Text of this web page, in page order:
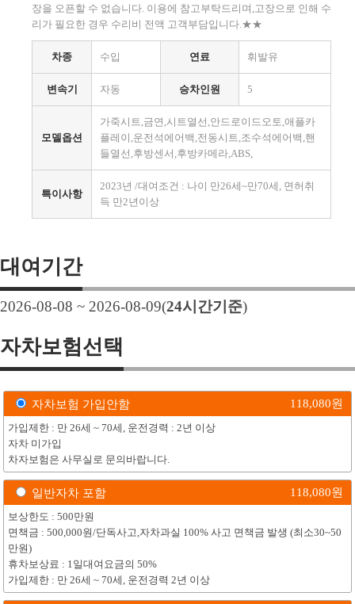
장을 오픈할 수 없습니다. 이용에 참고부탁드리며,고장으로 인해 수
리가 필요한 경우 수리비 전액 고객부담입니다.★★
차종 수입 연료 휘발유
변속기 자동 승차인원 5
모델옵션
가죽시트,금연,시트열선,안드로이드오토,애플카
플레이,운전석에어백,전동시트,조수석에어백,핸
들열선,후방센서,후방카메라,ABS,
특이사항
2023년 /대여조건 : 나이 만26세~만70세, 면허취
득 만2년이상
대여기간
2026-08-08 ~ 2026-08-09(24시간기준)
자차보험선택
자차보험 가입안함 118,080원
가입제한 : 만 26세 ~ 70세, 운전경력 : 2년 이상
자차 미가입
차자보험은 사무실로 문의바랍니다.
일반자차 포함 118,080원
보상한도 : 500만원
면책금 : 500,000원/단독사고,자차과실 100% 사고 면책금 발생 (최소30~50
만원)
휴차보상료 : 1일대여요금의 50%
가입제한 : 만 26세 ~ 70세, 운전경력 2년 이상